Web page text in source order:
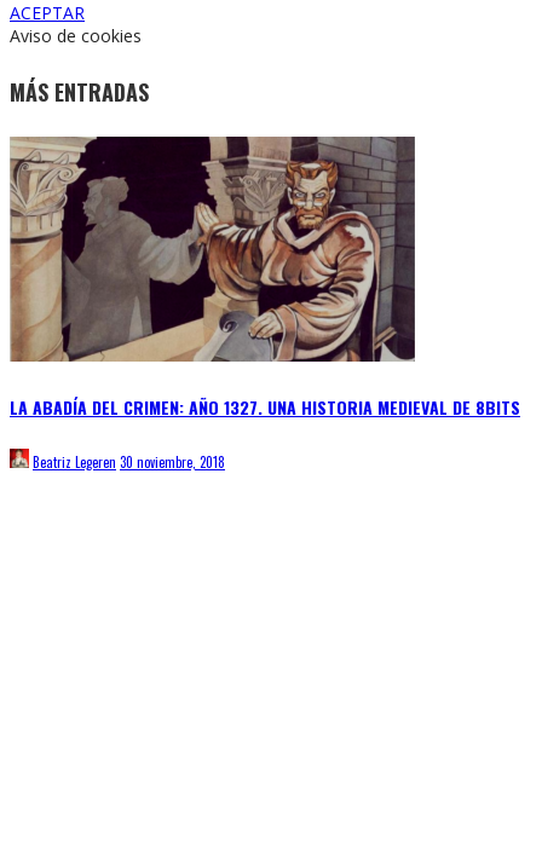
ACEPTAR
Aviso de cookies
MÁS ENTRADAS
LA ABADÍA DEL CRIMEN: AÑO 1327. UNA HISTORIA MEDIEVAL DE 8BITS
Beatriz Legeren 30 noviembre, 2018